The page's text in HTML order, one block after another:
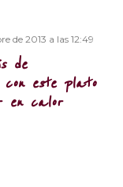
de 2013 a las 12:49
de
este plato
en calor